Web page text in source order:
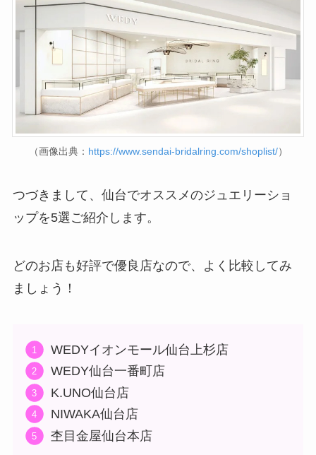
（画像出典： https://www.sendai-bridalring.com/shoplist/）
つづきまして、仙台でオススメのジュエリーショ
ップを5選ご紹介します。
どのお店も好評で優良店なので、よく比較してみ
ましょう！
WEDYイオンモール仙台上杉店
WEDY仙台一番町店
K.UNO仙台店
NIWAKA仙台店
杢目金屋仙台本店